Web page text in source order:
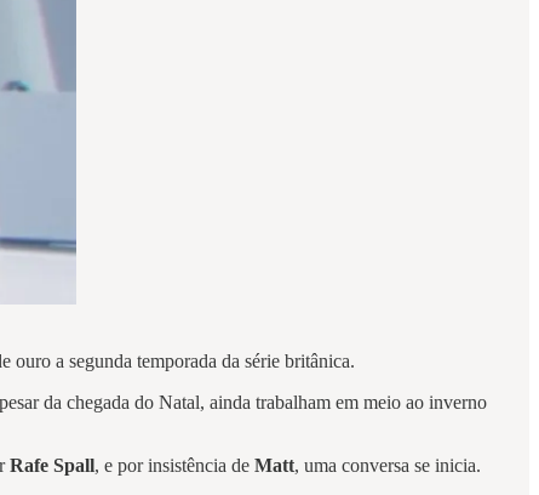
ouro a segunda temporada da série britânica.
da chegada do Natal, ainda trabalham em meio ao inverno
Rafe Spall, e por insistência de Matt, uma conversa se inicia.